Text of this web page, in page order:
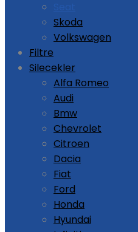
Skoda
Volkswagen
Filtre
Silecekler
Alfa Romeo
Audi
Bmw
Chevrolet
Citroen
Dacia
Fiat
Ford
Honda
Hyundai